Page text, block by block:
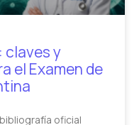
claves y
el Examen de
oficial